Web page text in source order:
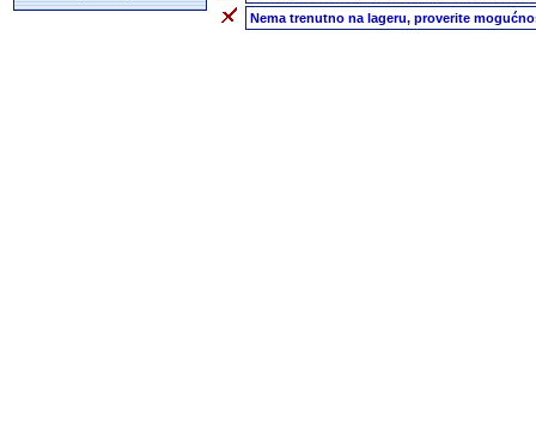
Nema trenutno na lageru, proverite